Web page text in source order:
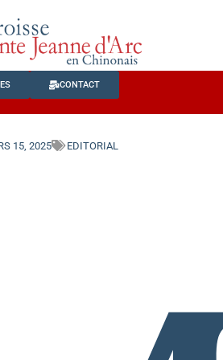
CONTACT
15, 2025 EDITORIAL